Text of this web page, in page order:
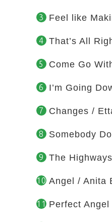
Feel like
That’s All
Come Go
I’m Going
Changes /
Somebody
The
Angel / Anita
Perfect